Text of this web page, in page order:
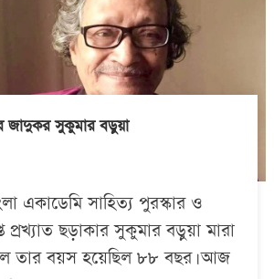
জাদুকর সুকুমার বড়ুয়া
একাডেমি সাহিত্য পুরস্কার ও
প্রখ্যাত ছড়াকার সুকুমার বড়ুয়া মারা
তার বয়স হয়েছিল ৮৮ বছর। আজ